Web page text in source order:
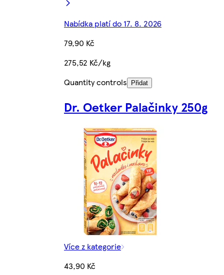
Nabídka platí do 17. 8. 2026
79,90 Kč
275,52 Kč/kg
Quantity controls
Přidat
Dr. Oetker Palačinky 250g
Více z kategorie
43,90 Kč